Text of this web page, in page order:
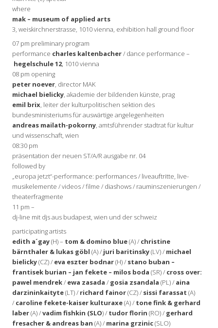
where
mak – museum of applied arts
3, weiskirchnerstrasse, 1010 vienna, exhibition hall ground floor
07 pm preliminary program
performance charles kaltenbacher/ dance performance –
hegelschule 12, 1010 vienna
08 pm opening
peter noever, director MAK
michael bielicky, akademie der bildenden künste, prag
emil brix, leiter der kulturpolitischen sektion des
bundesministeriums für auswärtige angelegenheiten
andreas mailath-pokorny, amtsführender stadtrat für kultur
und wissenschaft, wien
08:30 pm
präsentation der neuen ST/A/R ausgabe nr. 04
followed by
„europa jetzt“-performance: performances / liveauftritte, live-
musikelemente / videos / filme / diashows / rauminszenierungen /
theaterfragmente
11 pm –
dj-line mit djs aus budapest, wien und der schweiz
participating artists
edith a´gay(H) – tom & domino blue(A) / christine
bärnthaler & lukas göbl (A) / juri baritinsky(LV) / michael
bielicky(CZ) / eva eszter bodnar(H) / stano buban –
frantisek burian – jan fekete – milos boda (SR) / cross over:
pawel mendrek/ ewa zasada / gosia zsandala (PL) / aina
darzininkaityte(LT) / richard fainor(CZ) / sissi farassat (A)
/ caroline fekete-kaiser kulturaxe(A) / tone fink & gerhard
laber(A) /vadim fishkin (SLO) / tudor florin (RO) / gerhard
fresacher & andreas ban (A) / marina grzinic(SLO)